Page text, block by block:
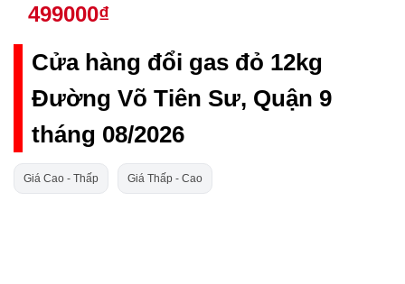
499000₫
Cửa hàng đổi gas đỏ 12kg
Đường Võ Tiên Sư, Quận 9
tháng 08/2026
Giá Cao - Thấp Giá Thấp - Cao